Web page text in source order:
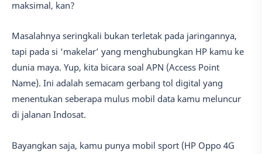
maksimal, kan?
Masalahnya seringkali bukan terletak pada jaringannya,
tapi pada si ‘makelar’ yang menghubungkan HP kamu ke
dunia maya. Yup, kita bicara soal APN (Access Point
Name). Ini adalah semacam gerbang tol digital yang
menentukan seberapa mulus mobil data kamu meluncur
di jalanan Indosat.
Bayangkan saja, kamu punya mobil sport (HP Oppo 4G